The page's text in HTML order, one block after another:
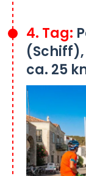
4. Tag:
(Schiff),
ca. 25